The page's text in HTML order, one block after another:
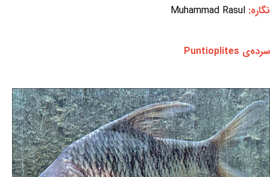
نگاره: Muhammad Rasul
سرده‌ی Puntioplites